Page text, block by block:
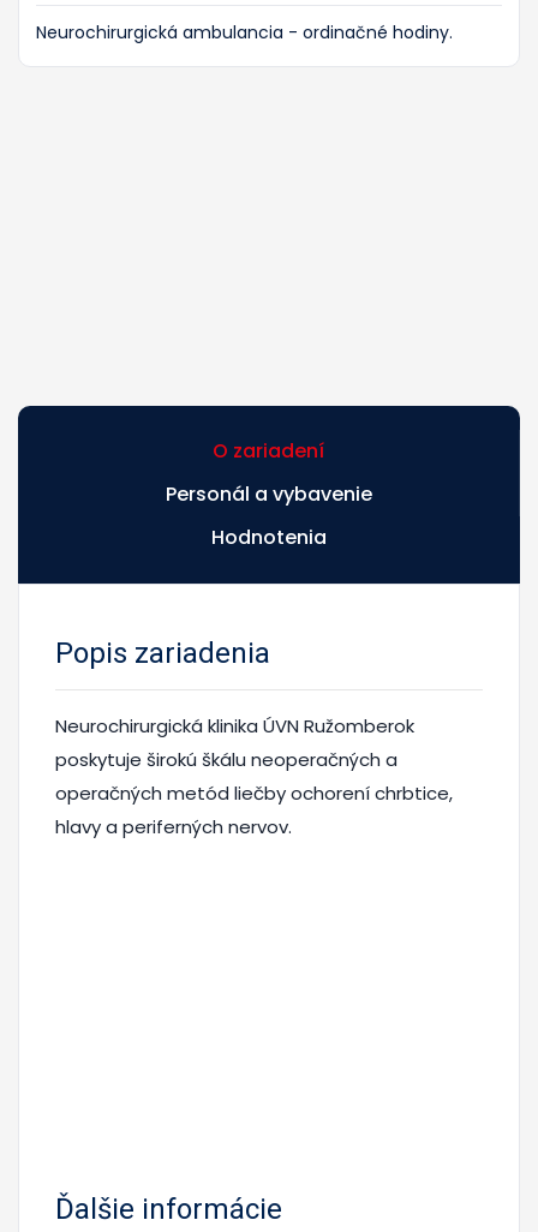
Neurochirurgická ambulancia - ordinačné hodiny.
O zariadení
Personál a vybavenie
Hodnotenia
Popis zariadenia
Neurochirurgická klinika ÚVN Ružomberok
poskytuje širokú škálu neoperačných a
operačných metód liečby ochorení chrbtice,
hlavy a periferných nervov.
Ďalšie informácie